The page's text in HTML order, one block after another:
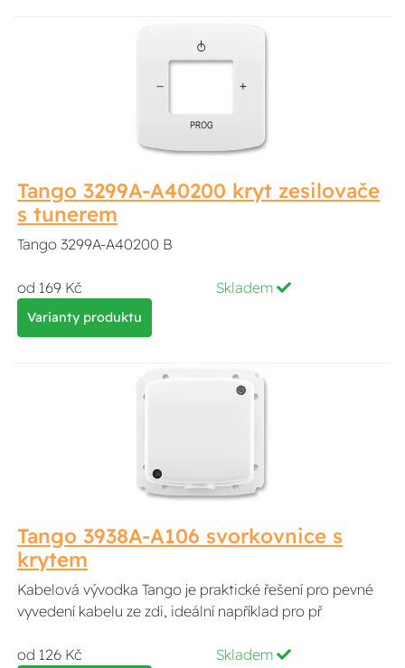
Tango 3299A-A40200 kryt zesilovače
s tunerem
Tango 3299A-A40200 B
od 169 Kč Skladem
Varianty produktu
Tango 3938A-A106 svorkovnice s
krytem
Kabelová vývodka Tango je praktické řešení pro pevné
vyvedení kabelu ze zdi, ideální například pro př
od 126 Kč Skladem